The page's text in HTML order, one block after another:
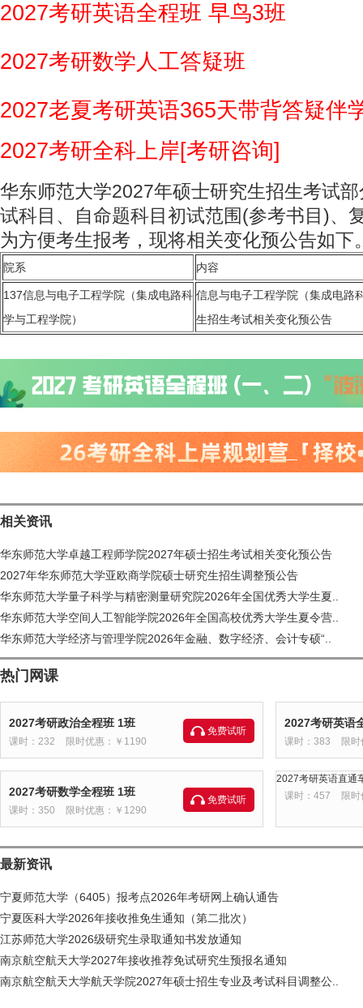
2027考研英语全程班 早鸟3班
2027考研数学人工答疑班
2027老夏考研英语365天带背答疑伴
2027考研全科上岸[考研咨询]
华东师范大学2027年硕士研究生招生考试
试科目、自命题科目初试范围(参考书目)、
为方便考生报考，现将相关变化预公告如下
院系 内容
137信息与电子工程学院（集成电路科
学与工程学院）
信息与电子工程学院（集成电路
生招生考试相关变化预公告
相关资讯
华东师范大学卓越工程师学院2027年硕士招生考试相关变化预公告
2027年华东师范大学亚欧商学院硕士研究生招生调整预公告
华东师范大学量子科学与精密测量研究院2026年全国优秀大学生夏..
华东师范大学空间人工智能学院2026年全国高校优秀大学生夏令营..
华东师范大学经济与管理学院2026年金融、数字经济、会计专硕“..
热门网课
2027考研政治全程班 1班
课时：232 限时优惠：￥1190
免费试听
2027考研英语
课时：383 限
2027考研数学全程班 1班
课时：350 限时优惠：￥1290
免费试听
2027考研英语直通
课时：457
限
最新资讯
宁夏师范大学（6405）报考点2026年考研网上确认通告
宁夏医科大学2026年接收推免生通知（第二批次）
江苏师范大学2026级研究生录取通知书发放通知
南京航空航天大学2027年接收推荐免试研究生预报名通知
南京航空航天大学航天学院2027年硕士招生专业及考试科目调整公..